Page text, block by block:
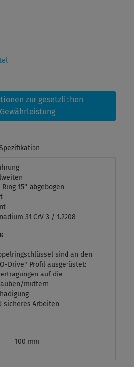
zur gesetzlichen
Gewährleistung
Spezifikation
15° abgebogen
31 CrV 3 / 1.2208
sind an den
Drive" Profil ausgerüstet:
auf die
muttern
sicheres Arbeiten
100 mm